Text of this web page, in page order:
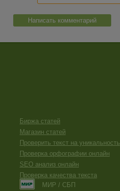
Написать комментарий
Биржа статей
Магазин статей
Проверить текст на уникальность
Проверка орфографии онлайн
SEO анализ онлайн
Проверка качества текста
МИР / СБП